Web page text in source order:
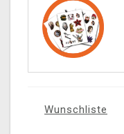
Wunschliste